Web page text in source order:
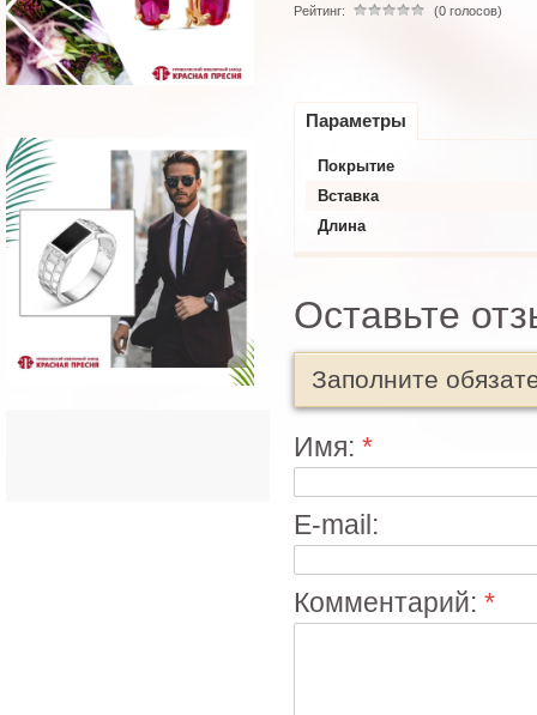
Рейтинг: (0 голосов)
Параметры
Покрытие
Вставка
Длина
Оставьте
Заполните
Имя: *
E-mail:
Комментарий: *